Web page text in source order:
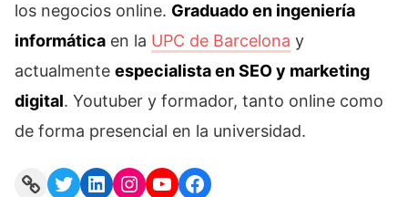
los negocios online. Graduado en ingeniería
informática en la UPC de Barcelona y
actualmente especialista en SEO y marketing
digital. Youtuber y formador, tanto online como
de forma presencial en la universidad.
Link Twitter LinkedIn Instagram YouTube Facebook